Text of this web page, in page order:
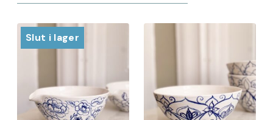
senaste
Slut i lager